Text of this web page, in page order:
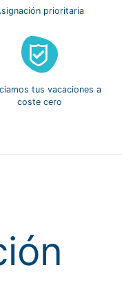
prioritaria
tus vacaciones a
coste cero